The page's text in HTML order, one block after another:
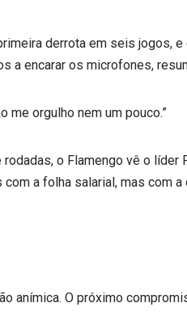
derrota em seis jogos,
a encarar os microfones,
me orgulho nem um pouco.”
o Flamengo vê o
a folha salarial, mas com
O próximo